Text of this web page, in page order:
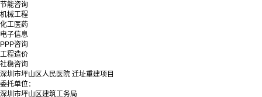
节能咨询
机械工程
化工医药
电子信息
PPP咨询
工程造价
社稳咨询
深圳市坪山区人民医院 迁址重建项目
委托单位：
深圳市坪山区建筑工务局